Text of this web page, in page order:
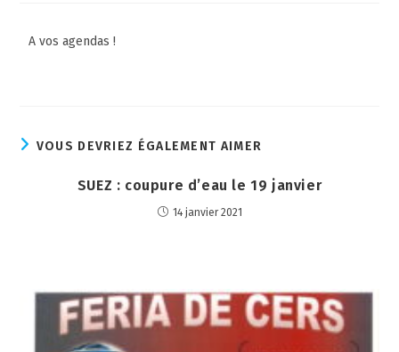
A vos agendas !
VOUS DEVRIEZ ÉGALEMENT AIMER
SUEZ : coupure d’eau le 19 janvier
14 janvier 2021